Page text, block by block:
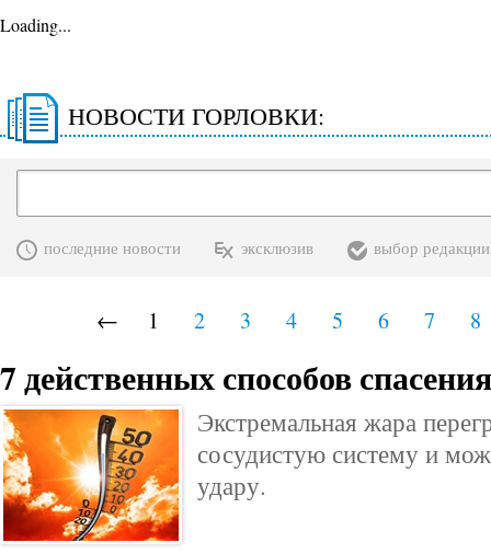
Loading...
НОВОСТИ ГОРЛОВКИ:
последние новости эксклюзив выбор редакции
← 1 2 3 4 5 6 7 8
7 действенных способов
Экстремальная жара
сосудистую систему и
удару.